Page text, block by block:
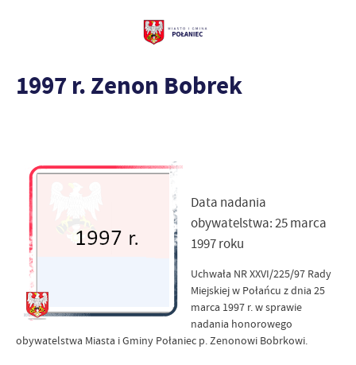
1997 r. Zenon Bobrek
Data nadania
obywatelstwa: 25 marca
1997 roku
Uchwała NR XXVI/225/97 Rady
Miejskiej w Połańcu z dnia 25
marca 1997 r. w sprawie
nadania honorowego
obywatelstwa Miasta i Gminy Połaniec p. Zenonowi Bobrkowi.